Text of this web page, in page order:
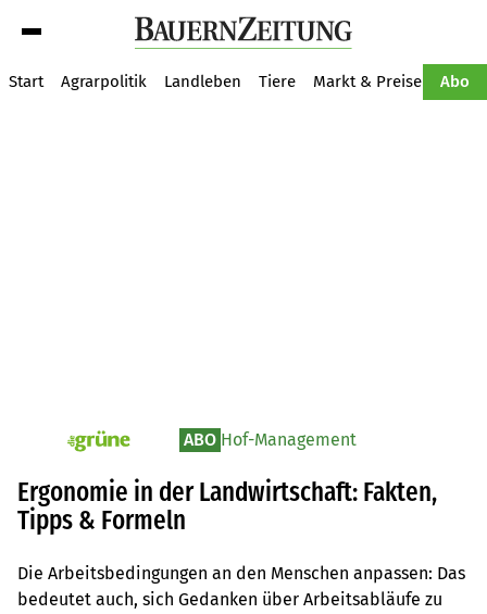
Start Agrarpolitik Landleben Tiere Markt & Preise Abo
pv_die-grune-online ABO Hof-Management
Ergonomie in der Landwirtschaft: Fakten,
Tipps & Formeln
Die Arbeitsbedingungen an den Menschen anpassen: Das
bedeutet auch, sich Gedanken über Arbeitsabläufe zu